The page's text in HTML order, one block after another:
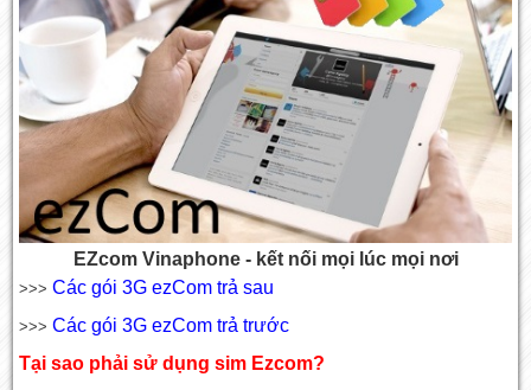
EZcom Vinaphone - kết nối mọi lúc mọi nơi
>>>Các gói 3G ezCom trả sau
>>>Các gói 3G ezCom trả trước
Tại sao phải sử dụng sim Ezcom?